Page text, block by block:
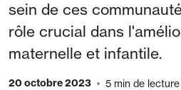
sein de ces
rôle crucial dans
maternelle et infantile.
20 octobre 2023 5 min de lecture